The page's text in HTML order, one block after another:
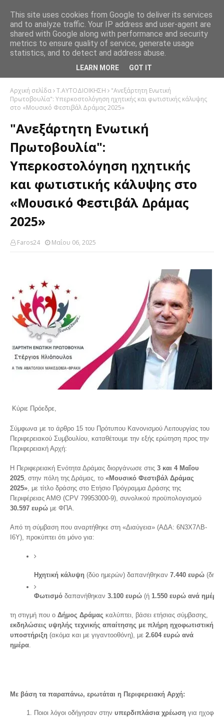
Αρχική σελίδα Τ.ΑΥΤΟΔΙΟΙΚΗΣΗ
"Ανεξάρτητη Ενωτική
Πρωτοβουλία": Υπερκοστολόγηση ηχητικής και φωτιστικής κάλυψης
στο «Μουσικό Φεστιβάλ Δράμας 2025»
"Ανεξάρτητη Ενωτική
Πρωτοβουλία":
Υπερκοστολόγηση ηχητικής
και φωτιστικής κάλυψης στο
«Μουσικό Φεστιβάλ Δράμας
2025»
Faros24 Μαΐου 06, 2025
Κύριε Πρόεδρε,
Σύμφωνα με το άρθρο 15 του Πρότυπου Κανονισμού Λειτουργίας του
Περιφερειακού Συμβουλίου, καταθέτουμε την εξής ερώτηση προς την
Περιφερειακή Αρχή:
Η Περιφερειακή Ενότητα Δράμας διοργάνωσε στις 3 και 4 Μαΐου
2025 , στην πόλη της Δράμας, το «Μουσικό Φεστιβάλ Δράμας
2025» , με τίτλο δράσης στο Ετήσιο Πρόγραμμα Δράσης της
Περιφέρειας ΑΜΘ (CPV 79953000-9), συνολικού προϋπολογισμού
30.597 ευρώ με ΦΠΑ.
Από τη σύμβαση που αναρτήθηκε στη «Διαύγεια» (ΑΔΑ: 6Ν3Χ7ΛΒ-
Ι6Υ), προκύπτει ότι μόνο για:
Ηχητική κάλυψη (δύο ημερών) δαπανήθηκαν 7.440 ευρώ
Φωτισμό δαπανήθηκαν 3.100 ευρώ (ή 1.550 ευρώ ανά ημέρα
τη στιγμή που ο Δήμος Δράμας καλύπτει, βάσει ετήσιας σύμβασης,
εκδηλώσεις υψηλής τεχνικής απαίτησης με πλήρη ηχοφωτιστική
υποστήριξη (ακόμα και με γιγαντοοθόνη), με 2.604 ευρώ ανά
ημέρα.
Με βάση τα παραπάνω, ερωτάται η Περιφερειακή Αρχή:
Ποιοι λόγοι οδήγησαν στην υπερδιπλάσια χρέωση για
This site uses cookies from Google to deliver its services
and to analyze traffic. Your IP address and user-agent are
shared with Google along with performance and security
metrics to ensure quality of service, generate usage
statistics, and to detect and address abuse.
LEARN MORE GOT IT